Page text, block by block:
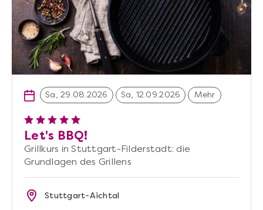
Sa, 29.08.2026 Sa, 12.09.2026 Mehr
Let's BBQ!
Grillkurs in Stuttgart-Filderstadt: die
Grundlagen des Grillens
Stuttgart-Aichtal